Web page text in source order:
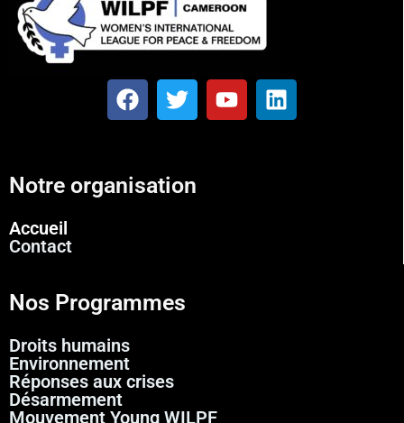
Notre organisation
Accueil
Contact
Nos Programmes
Droits humains
Environnement
Réponses aux crises
Désarmement
Mouvement Young WILPF